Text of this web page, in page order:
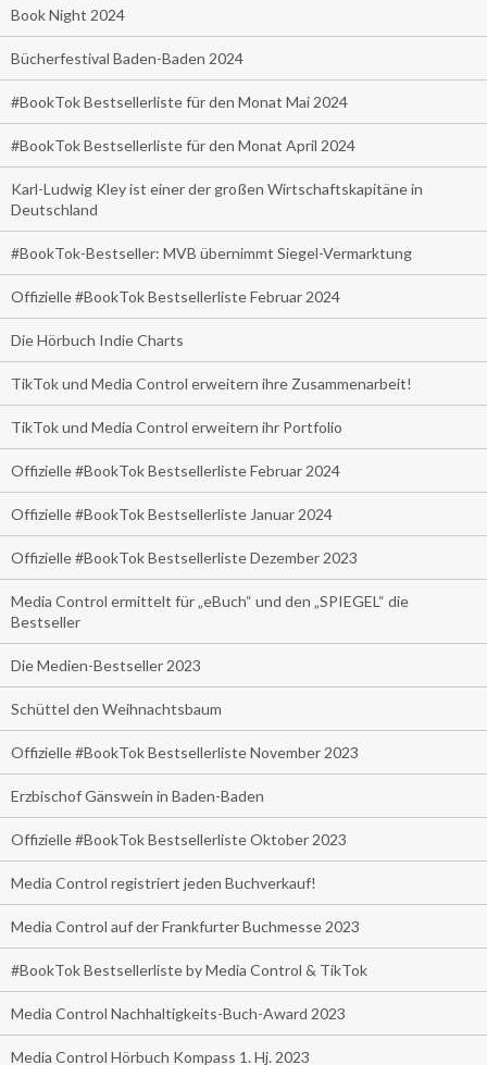
Book Night 2024
Bücherfestival Baden-Baden 2024
#BookTok Bestsellerliste für den Monat Mai 2024
#BookTok Bestsellerliste für den Monat April 2024
Karl-Ludwig Kley ist einer der großen Wirtschaftskapitäne in
Deutschland
#BookTok-Bestseller: MVB übernimmt Siegel-Vermarktung
Offizielle #BookTok Bestsellerliste Februar 2024
Die Hörbuch Indie Charts
TikTok und Media Control erweitern ihre Zusammenarbeit!
TikTok und Media Control erweitern ihr Portfolio
Offizielle #BookTok Bestsellerliste Februar 2024
Offizielle #BookTok Bestsellerliste Januar 2024
Offizielle #BookTok Bestsellerliste Dezember 2023
Media Control ermittelt für „eBuch“ und den „SPIEGEL“ die
Bestseller
Die Medien-Bestseller 2023
Schüttel den Weihnachtsbaum
Offizielle #BookTok Bestsellerliste November 2023
Erzbischof Gänswein in Baden-Baden
Offizielle #BookTok Bestsellerliste Oktober 2023
Media Control registriert jeden Buchverkauf!
Media Control auf der Frankfurter Buchmesse 2023
#BookTok Bestsellerliste by Media Control & TikTok
Media Control Nachhaltigkeits-Buch-Award 2023
Media Control Hörbuch Kompass 1. Hj. 2023